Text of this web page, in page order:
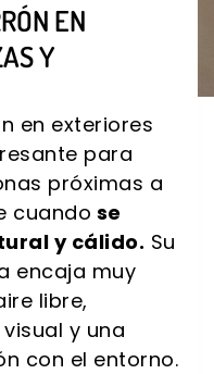
EN
Y
en exteriores
para
próximas a
cuando se
y cálido. Su
encaja muy
libre,
y una
con el entorno.